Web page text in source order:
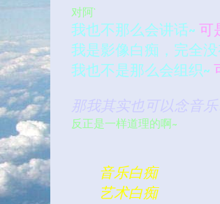
对阿`
我也不那么会讲话~ 可
我是影像白痴，完全
我也不是那么会组织~
那我其实也可以念音
反正是一样道理的啊~
音乐白痴
艺术白痴